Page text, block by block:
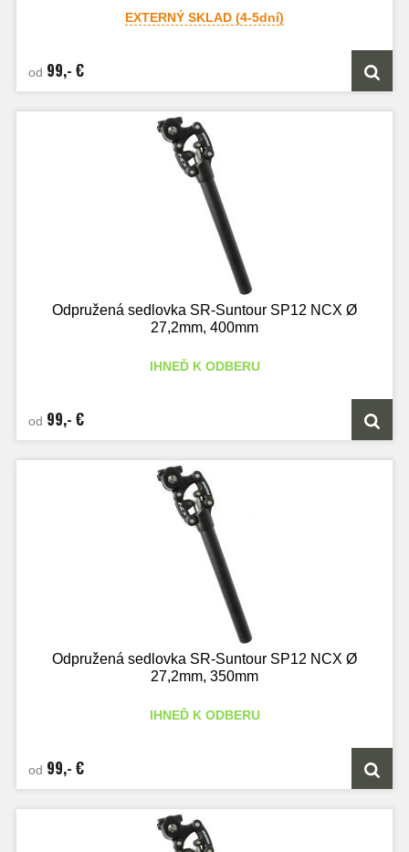
EXTERNÝ SKLAD (4-5dní)
od 99,- €
Odpružená sedlovka SR-Suntour SP12 NCX Ø
27,2mm, 400mm
IHNEĎ K ODBERU
od 99,- €
Odpružená sedlovka SR-Suntour SP12 NCX Ø
27,2mm, 350mm
IHNEĎ K ODBERU
od 99,- €